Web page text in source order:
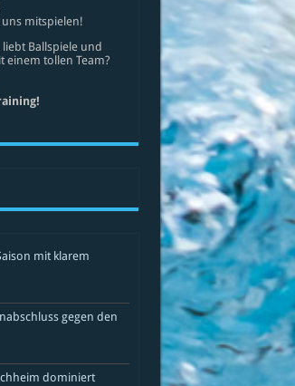
mitspielen!
Ballspiele und
einem tollen Team?
mit klarem
gegen den
dominiert